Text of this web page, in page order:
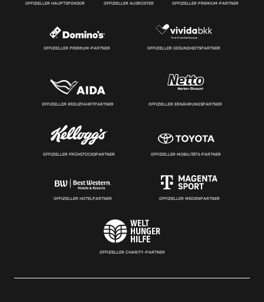
OFFIZIELLER HAUPTSPONSOR OFFIZIELLER AUSRÜSTER OFFIZIELLER PREMIUM-PARTNER
OFFIZIELLER PREMIUM-PARTNER OFFIZIELLER GESUNDHEITSPARTNER
OFFIZIELLER KREUZFAHRTPARTNER OFFIZIELLER ERNÄHRUNGSPARTNER
OFFIZIELLER FRÜHSTÜCKSPARTNER OFFIZIELLER MOBILITÄTS-PARTNER
OFFIZIELLER HOTELPARTNER OFFIZIELLER MEDIENPARTNER
OFFIZIELLER CHARITY-PARTNER